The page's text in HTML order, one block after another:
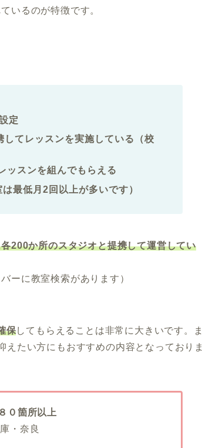
いるのが特徴です。
定
てレッスンを実施している（校
ッスンを組んでもらえる
最低月2回以上が多いです）
200か所のスタジオと提携して運営してい
ーに教室検索があります）
保してもらえることは非常に大きいです。ま
えたい方にもおすすめの内容となっておりま
０箇所以上
・奈良